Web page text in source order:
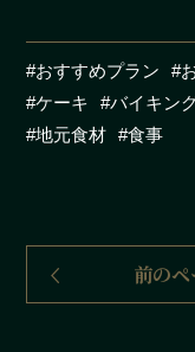
おすすめプラン
ケーキ
バイキン
地元食材
食事
前の